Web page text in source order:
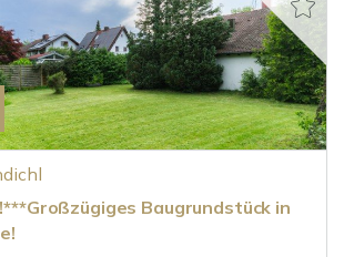
Baugrundstück in